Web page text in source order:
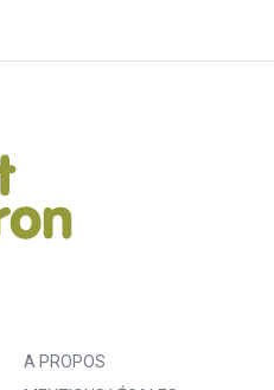
A PROPOS